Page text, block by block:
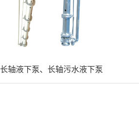
长轴液下泵、长轴污水液下泵